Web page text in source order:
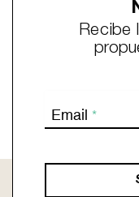
Recibe
Email *